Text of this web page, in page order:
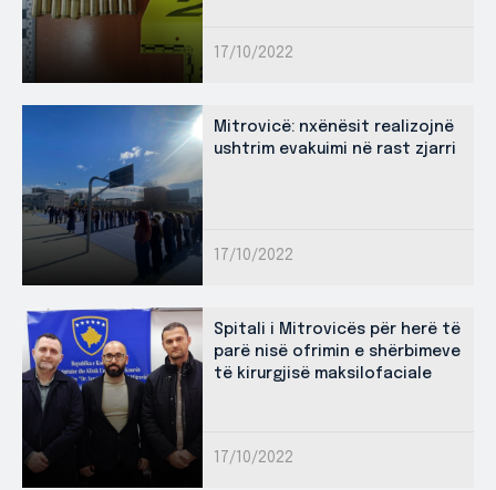
17/10/2022
Mitrovicë: nxënësit realizojnë
ushtrim evakuimi në rast zjarri
17/10/2022
Spitali i Mitrovicës për herë të
parë nisë ofrimin e shërbimeve
të kirurgjisë maksilofaciale
17/10/2022